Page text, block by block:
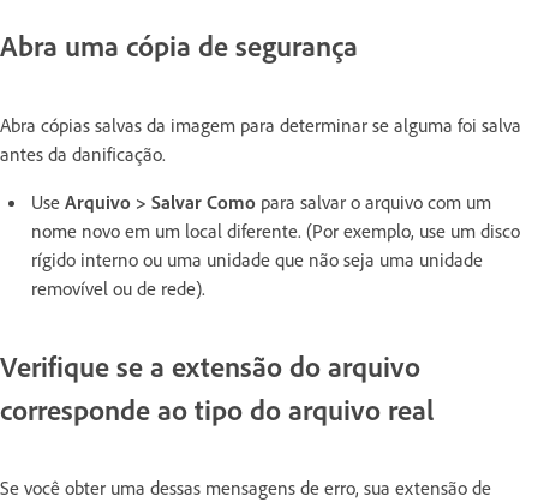
Abra uma cópia de segurança
Abra cópias salvas da imagem para determinar se alguma foi salva
antes da danificação.
Use Arquivo > Salvar Como para salvar o arquivo com um
nome novo em um local diferente. (Por exemplo, use um disco
rígido interno ou uma unidade que não seja uma unidade
removível ou de rede).
Verifique se a extensão do arquivo
corresponde ao tipo do arquivo real
Se você obter uma dessas mensagens de erro, sua extensão de